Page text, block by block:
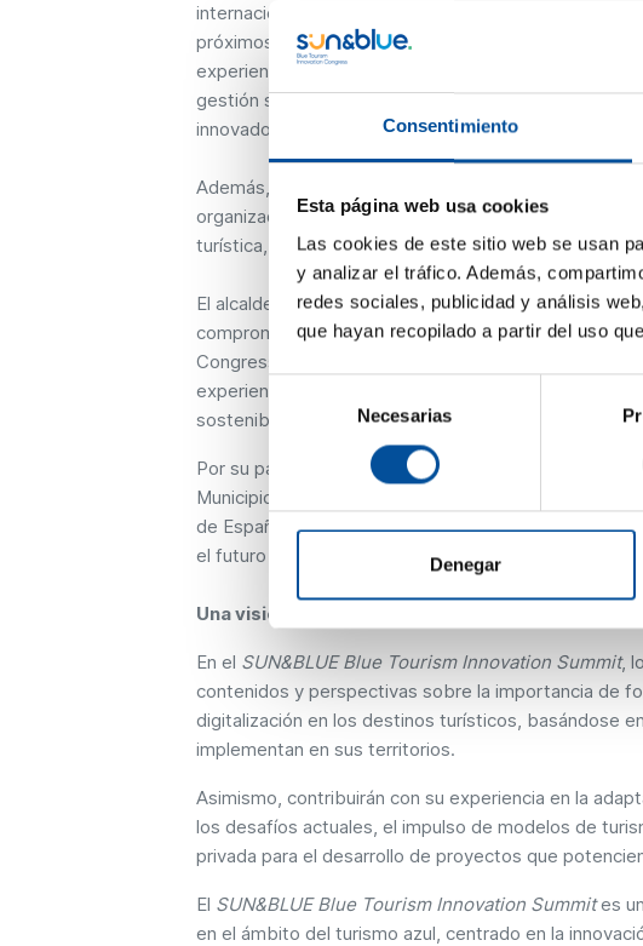
Consentimiento
Esta página web usa cookies
Las cookies de este sitio web se usan
y analizar el tráfico. Además,
redes sociales, publicidad y análisis
que hayan recopilado a partir del uso
de
consentimiento
Necesarias
Denegar
internacional
próximos 19 y 20 de noviembre de 2025. Los
experiencia y conocimiento en temas relacionados
gestión sostenible de los destinos, el turismo azul y
innovadoras que favorecen tanto al sector como a
Además, la AMT ha firmado un convenio con
organizadora de este evento de referencia en
turística, para contribuir a su promoción y difusión.
El alcalde de Lloret de Mar, Adrià Lamelas, destaca
compromiso con la innovación y la sostenibilidad en
Congress es un evento clave para el sector, y desde
experiencia y liderazgo en la transformación de los
sostenibles y digitalizados”.
Por su parte, la representante de beon. Worldwilde,
Municipios Turísticos de Sol y Playa representa a
de España. Su participación en el congreso es
el futuro del turismo y fomentar el intercambio de
Una visión actual sobre la importancia de la
En el SUN&BLUE Blue Tourism Innovation Summit,
contenidos y perspectivas sobre la importancia de
digitalización en los destinos turísticos, basándose
implementan en sus territorios.
Asimismo, contribuirán con su experiencia en la
los desafíos actuales, el impulso de modelos de
privada para el desarrollo de proyectos que
El SUN&BLUE Blue Tourism Innovation Summites
en el ámbito del turismo azul, centrado en la